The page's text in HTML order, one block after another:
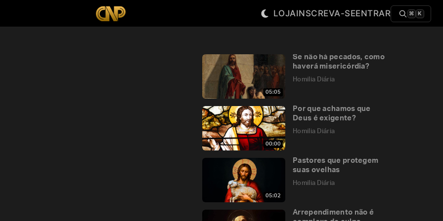
LOJAINSCREVA-SEENTRAR ⌘ K
05:05
Se não há pecados, como
haverá misericórdia?
Homilia Diária
00:00
Por que achamos que
Deus é exigente?
Homilia Diária
05:02
Pastores que protegem
suas ovelhas
Homilia Diária
Arrependimento não é